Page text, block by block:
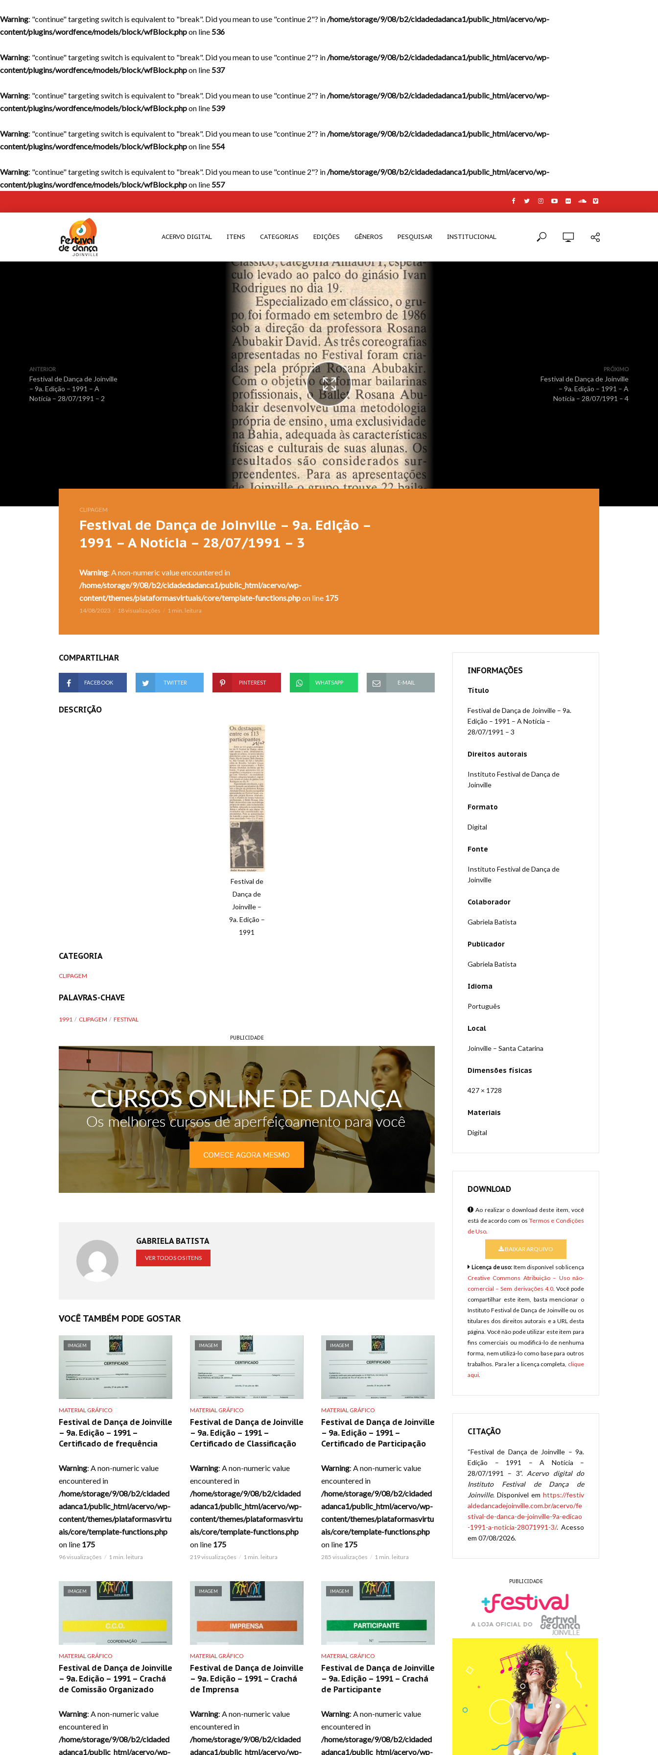
Warning: "continue" targeting switch is equivalent to "break". Did you mean to use "continue 2"? in/home/storage/9/08/b2/cidadedadanca1/public_html/acervo/wp-
content/plugins/wordfence/models/block/wfBlock.phpon line536
Warning: "continue" targeting switch is equivalent to "break". Did you mean to use "continue 2"? in/home/storage/9/08/b2/cidadedadanca1/public_html/acervo/wp-
content/plugins/wordfence/models/block/wfBlock.phpon line537
Warning: "continue" targeting switch is equivalent to "break". Did you mean to use "continue 2"? in/home/storage/9/08/b2/cidadedadanca1/public_html/acervo/wp-
content/plugins/wordfence/models/block/wfBlock.phpon line539
Warning: "continue" targeting switch is equivalent to "break". Did you mean to use "continue 2"? in/home/storage/9/08/b2/cidadedadanca1/public_html/acervo/wp-
content/plugins/wordfence/models/block/wfBlock.phpon line554
Warning: "continue" targeting switch is equivalent to "break". Did you mean to use "continue 2"? in/home/storage/9/08/b2/cidadedadanca1/public_html/acervo/wp-
content/plugins/wordfence/models/block/wfBlock.phpon line557
ACERVO DIGITAL ITENS CATEGORIAS EDIÇÕES GÊNEROS PESQUISAR INSTITUCIONAL
ANTERIOR
Festival de Dança de Joinville
– 9a. Edição – 1991 – A
Notícia – 28/07/1991 – 2
PRÓXIMO
Festival de Dança de Joinville
– 9a. Edição – 1991 – A
Notícia – 28/07/1991 – 4
CLIPAGEM
Festival de Dança de Joinville – 9a. Edição –
1991 – A Notícia – 28/07/1991 – 3
Warning: A non-numeric value encountered in
/home/storage/9/08/b2/cidadedadanca1/public_html/acervo/wp-
content/themes/plataformasvirtuais/core/template-functions.phpon line 175
14/08/2023 18 visualizações 1 min. leitura
COMPARTILHAR
FACEBOOK TWITTER PINTEREST WHATSAPP E-MAIL
DESCRIÇÃO
Festival de
Dança de
Joinville –
9a. Edição –
1991
CATEGORIA
CLIPAGEM
PALAVRAS-CHAVE
1991 CLIPAGEM FESTIVAL
PUBLICIDADE
GABRIELA BATISTA
VER TODOS OS ITENS
VOCÊ TAMBÉM PODE GOSTAR
IMAGEM
MATERIAL GRÁFICO
Festival de Dança de Joinville
– 9a. Edição – 1991 –
Certificado de frequência
Warning: A non-numeric value
encountered in
/home/storage/9/08/b2/cidaded
adanca1/public_html/acervo/wp-
content/themes/plataformasvirtu
ais/core/template-functions.php
on line 175
96 visualizações 1 min. leitura
IMAGEM
MATERIAL GRÁFICO
Festival de Dança de Joinville
– 9a. Edição – 1991 –
Certificado de Classificação
Warning: A non-numeric value
encountered in
/home/storage/9/08/b2/cidaded
adanca1/public_html/acervo/wp-
content/themes/plataformasvirtu
ais/core/template-functions.php
on line 175
219 visualizações 1 min. leitura
IMAGEM
MATERIAL GRÁFICO
Festival de Dança de Joinville
– 9a. Edição – 1991 –
Certificado de Participação
Warning: A non-numeric value
encountered in
/home/storage/9/08/b2/cidaded
adanca1/public_html/acervo/wp-
content/themes/plataformasvirtu
ais/core/template-functions.php
on line 175
285 visualizações 1 min. leitura
IMAGEM
MATERIAL GRÁFICO
Festival de Dança de Joinville
– 9a. Edição – 1991 – Crachá
de Comissão Organizado
Warning: A non-numeric value
encountered in
/home/storage/9/08/b2/cidaded
adanca1/public_html/acervo/wp-
IMAGEM
MATERIAL GRÁFICO
Festival de Dança de Joinville
– 9a. Edição – 1991 – Crachá
de Imprensa
Warning: A non-numeric value
encountered in
/home/storage/9/08/b2/cidaded
adanca1/public_html/acervo/wp-
IMAGEM
MATERIAL GRÁFICO
Festival de Dança de Joinville
– 9a. Edição – 1991 – Crachá
de Participante
Warning: A non-numeric value
encountered in
/home/storage/9/08/b2/cidaded
adanca1/public_html/acervo/wp-
INFORMAÇÕES
Título
Festival de Dança de Joinville – 9a.
Edição – 1991 – A Notícia –
28/07/1991 – 3
Direitos autorais
Instituto Festival de Dança de
Joinville
Formato
Digital
Fonte
Instituto Festival de Dança de
Joinville
Colaborador
Gabriela Batista
Publicador
Gabriela Batista
Idioma
Português
Local
Joinville – Santa Catarina
Dimensões físicas
427 × 1728
Materiais
Digital
DOWNLOAD
Ao realizar o download deste item, você
está de acordo com os Termos e Condições
de Uso.
BAIXAR ARQUIVO
Licença de uso: Item disponível sob licença
Creative Commons Atribuição – Uso não-
comercial – Sem derivações 4.0. Você pode
compartilhar este item, basta mencionar o
Instituto Festival de Dança de Joinville ou os
titulares dos direitos autorais e a URL desta
página. Você não pode utilizar este item para
fins comerciais ou modificá-lo de nenhuma
forma, nem utilizá-lo como base para outros
trabalhos. Para ler a licença completa, clique
aqui.
CITAÇÃO
“Festival de Dança de Joinville – 9a.
Edição – 1991 – A Notícia –
28/07/1991 – 3”. Acervo digital do
Instituto Festival de Dança de
Joinville. Disponível em https://festiv
aldedancadejoinville.com.br/acervo/fe
stival-de-danca-de-joinville-9a-edicao
-1991-a-noticia-28071991-3/. Acesso
em 07/08/2026.
PUBLICIDADE